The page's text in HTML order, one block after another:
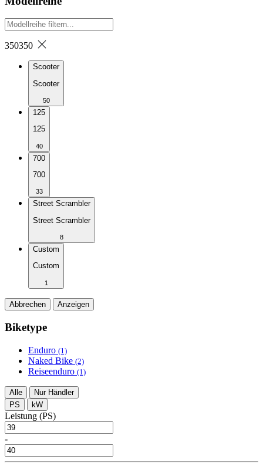
350350
Scooter
Scooter
50
125
125
40
700
700
33
Street Scrambler
Street Scrambler
8
Custom
Custom
1
Abbrechen Anzeigen
Biketype
Enduro (1)
Naked Bike (2)
Reiseenduro (1)
Alle
Nur Händler
PS
kW
Leistung (PS)
-